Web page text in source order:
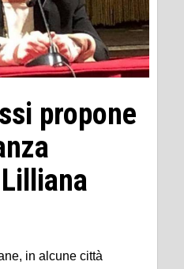
propone
in alcune città